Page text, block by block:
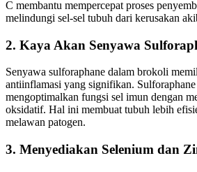
C membantu mempercepat proses
melindungi sel-sel tubuh dari kerusakan
2. Kaya Akan Senyawa
Senyawa sulforaphane dalam brokoli
antiinflamasi yang signifikan. Sulforaphane
mengoptimalkan fungsi sel imun dengan
oksidatif. Hal ini membuat tubuh lebih
melawan patogen.
3. Menyediakan Selenium dan